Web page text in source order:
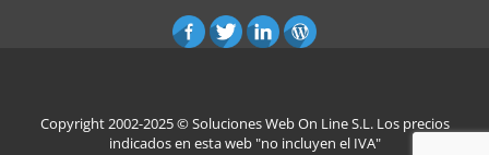
Copyright 2002-2025 ©Soluciones Web On Line S.L.Los precios
indicados en esta web "no incluyen el IVA"